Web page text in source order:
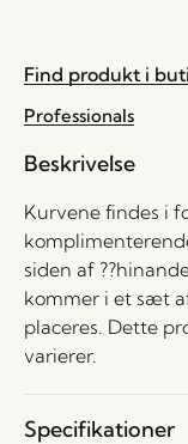
Find produkt i
Professionals
Beskrivelse
Kurvene findes i
siden af
kommer i et sæt
placeres. Dette
varierer.
Specifikationer